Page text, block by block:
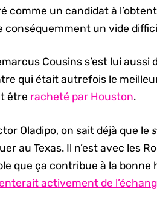
comme un candidat à
conséquemment un vide
Cousins s’est lui aussi
qui était autrefois le
être racheté par Houston.
Oladipo, on sait déjà que le
au Texas. Il n’est avec les
que ça contribue à la bonne
activement de